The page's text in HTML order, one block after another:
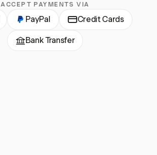
ACCEPT PAYMENTS VIA
PayPal Credit Cards
Bank Transfer